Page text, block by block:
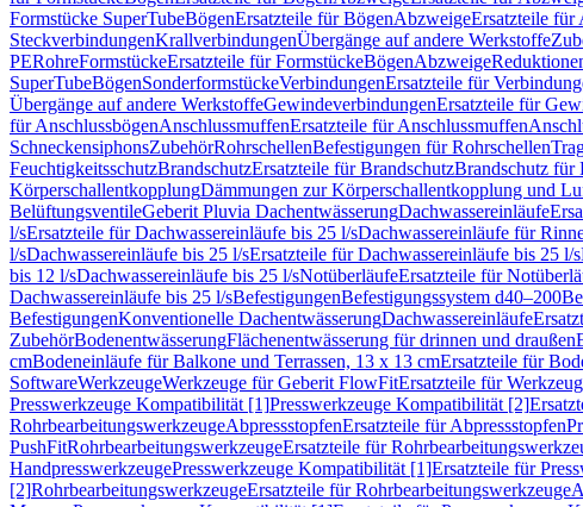
Formstücke SuperTubeBögenErsatzteile für BögenAbzweigeErsatzteile für
SteckverbindungenKrallverbindungenÜbergänge auf andere Werkstoffe
PERohreFormstückeErsatzteile für FormstückeBögenAbzweige
SuperTubeBögenSonderformstückeVerbindungenErsatzteile für
Übergänge auf andere WerkstoffeGewindeverbindungenErsatzteile für
für AnschlussbögenAnschlussmuffenErsatzteile für Anschlussmuffen
SchneckensiphonsZubehörRohrschellenBefestigungen für Rohrschellen
FeuchtigkeitsschutzBrandschutzErsatzteile für BrandschutzBrandschutz für
KörperschallentkopplungDämmungen zur Körperschallentkopplung und
BelüftungsventileGeberit Pluvia DachentwässerungDachwassereinläufe
l/sErsatzteile für Dachwassereinläufe bis 25 l/sDachwassereinläufe für
l/sDachwassereinläufe bis 25 l/sErsatzteile für Dachwassereinläufe bis 25 l/s
bis 12 l/sDachwassereinläufe bis 25 l/sNotüberläufeErsatzteile für
Dachwassereinläufe bis 25 l/sBefestigungenBefestigungssystem d40–200
BefestigungenKonventionelle DachentwässerungDachwassereinläufe
ZubehörBodenentwässerungFlächenentwässerung für drinnen und draußen
cmBodeneinläufe für Balkone und Terrassen, 13 x 13 cmErsatzteile für
SoftwareWerkzeugeWerkzeuge für Geberit FlowFitErsatzteile für
Presswerkzeuge Kompatibilität [1]Presswerkzeuge Kompatibilität [2]
RohrbearbeitungswerkzeugeAbpressstopfenErsatzteile für Abpressstopfen
PushFitRohrbearbeitungswerkzeugeErsatzteile für
HandpresswerkzeugePresswerkzeuge Kompatibilität [1]Ersatzteile für
[2]RohrbearbeitungswerkzeugeErsatzteile für Rohrbearbeitungswerkzeuge